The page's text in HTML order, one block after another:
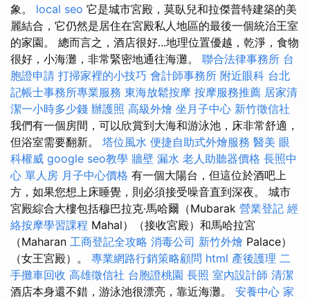
象。 local seo 它是城市宮殿，莫臥兒和拉傑普特建築的美
麗結合，它仍然是居住在宮殿私人地區的最後一個統治王室
的家園。 總而言之，酒店很好...地理位置優越，乾淨，食物
很好，小海灘，非常緊密地通往海灘。 聯合法律事務所 台
胞證申請 打掃家裡的小技巧 會計師事務所 附近眼科 台北
記帳士事務所專業服務 東海放鬆按摩 按摩服務推薦 居家清
潔一小時多少錢 辦護照 高級外燴 坐月子中心 新竹徵信社
我們有一個房間，可以欣賞到大海和游泳池，床非常舒適，
但浴室需要翻新。 塔位風水 便捷自助式外燴服務 醫美 眼
科權威 google seo教學 牆壁 漏水 老人助聽器價格 長照中
心 單人房 月子中心價格 有一個大陽台，但這位於酒吧上
方，如果您想上床睡覺，則必須接受噪音直到深夜。 城市
宮殿綜合大樓包括穆巴拉克·馬哈爾（Mubarak 營業登記 經
絡按摩學習課程 Mahal）（接收宮殿）和馬哈拉宮
（Maharan 工商登記全攻略 消毒公司 新竹外燴 Palace）
（女王宮殿）。 專業網路行銷策略顧問 html 產後護理 二
手攤車回收 高雄徵信社 台胞證桃園 長照 室內設計師 清潔
酒店本身還不錯，游泳池很漂亮，靠近海灘。 安養中心 家